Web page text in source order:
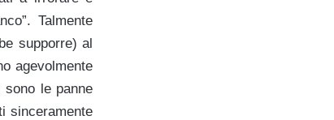
Talmente
supporre) al
agevolmente
le panne
sinceramente